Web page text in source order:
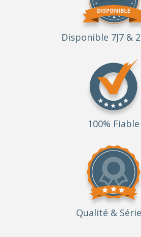
Disponible 7J7 &
100% Fiable
Qualité &